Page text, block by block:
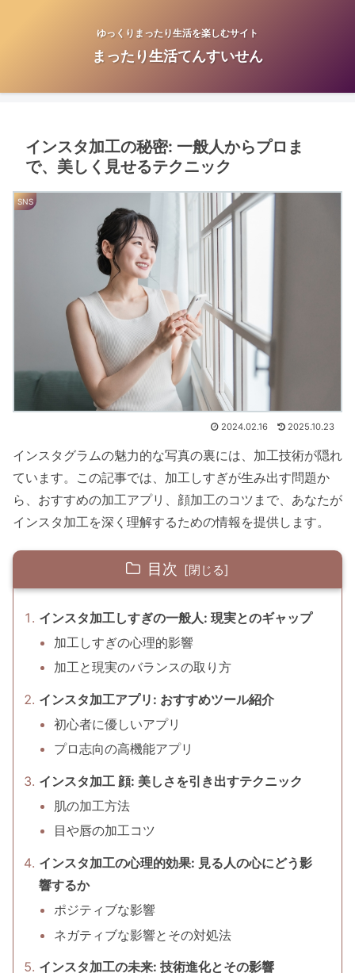
ゆっくりまったり生活を楽しむサイト
まったり生活てんすいせん
インスタ加工の秘密: 一般人からプロま
で、美しく見せるテクニック
SNS
2024.02.16 2025.10.23
インスタグラムの魅力的な写真の裏には、加工技術が隠れ
ています。この記事では、加工しすぎが生み出す問題か
ら、おすすめの加工アプリ、顔加工のコツまで、あなたが
インスタ加工を深く理解するための情報を提供します。
目次
インスタ加工しすぎの一般人: 現実とのギャップ
加工しすぎの心理的影響
加工と現実のバランスの取り方
インスタ加工アプリ: おすすめツール紹介
初心者に優しいアプリ
プロ志向の高機能アプリ
インスタ加工 顔: 美しさを引き出すテクニック
肌の加工方法
目や唇の加工コツ
インスタ加工の心理的効果: 見る人の心にどう影
響するか
ポジティブな影響
ネガティブな影響とその対処法
インスタ加工の未来: 技術進化とその影響